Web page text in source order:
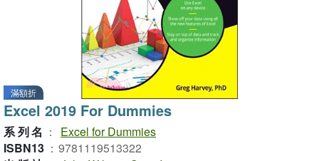
滿額折
Excel 2019 For Dummies
系列名 ：
Excel for Dummies
ISBN13 ： 9781119513322